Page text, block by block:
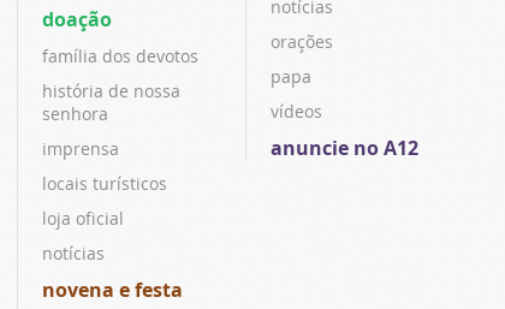
doação
família dos devotos
história de nossa
senhora
imprensa
locais turísticos
loja oficial
notícias
novena e festa
notícias
orações
papa
vídeos
anuncie no A12